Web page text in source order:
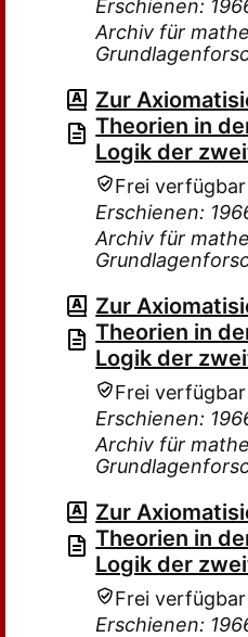
Erschienen:
Archiv für
Zur
Theorien in
Logik der
Frei verfügbar
Erschienen:
Archiv für
Zur
Theorien in
Logik der
Frei verfügbar
Erschienen:
Archiv für
Zur
Theorien in
Logik der
Frei verfügbar
Erschienen: